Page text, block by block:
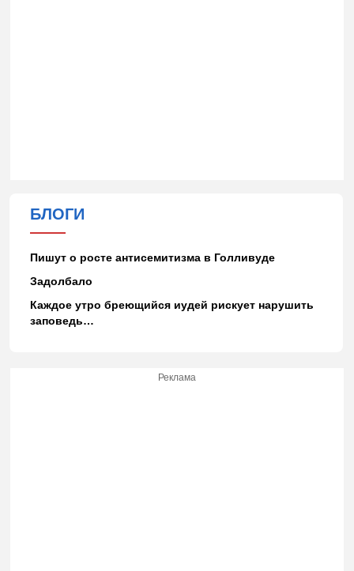
БЛОГИ
Пишут о росте антисемитизма в Голливуде
Задолбало
Каждое утро бреющийся иудей рискует нарушить
заповедь…
Реклама